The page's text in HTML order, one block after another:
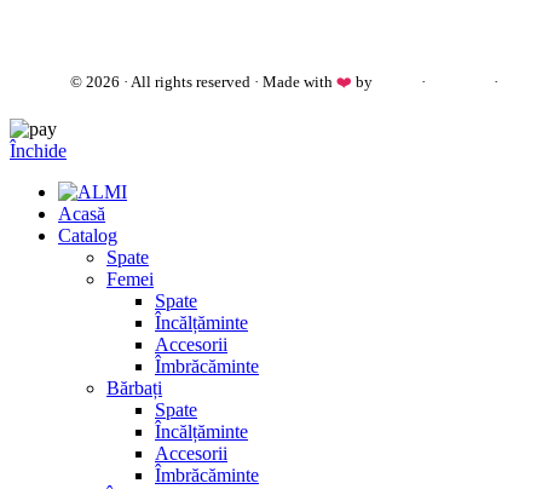
© 2026 · All rights reserved · Made with ❤️ by ·
·
Închide
Acasă
Catalog
Spate
Femei
Spate
Încălțăminte
Accesorii
Îmbrăcăminte
Bărbați
Spate
Încălțăminte
Accesorii
Îmbrăcăminte